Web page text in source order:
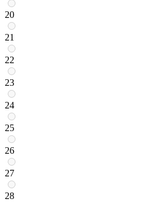
20
21
22
23
24
25
26
27
28